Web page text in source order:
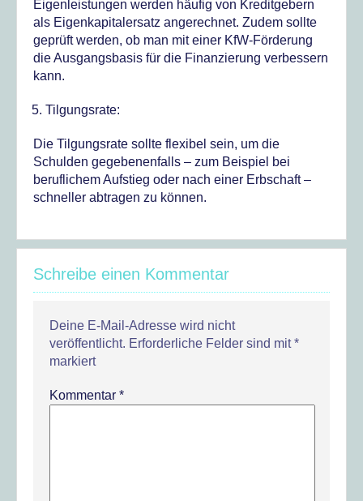
Eigenleistungen werden häufig von Kreditgebern
als Eigenkapitalersatz angerechnet. Zudem sollte
geprüft werden, ob man mit einer KfW-Förderung
die Ausgangsbasis für die Finanzierung verbessern
kann.
Tilgungsrate:
Die Tilgungsrate sollte flexibel sein, um die
Schulden gegebenenfalls – zum Beispiel bei
beruflichem Aufstieg oder nach einer Erbschaft –
schneller abtragen zu können.
Schreibe einen Kommentar
Deine E-Mail-Adresse wird nicht
veröffentlicht. Erforderliche Felder sind mit*
markiert
Kommentar *